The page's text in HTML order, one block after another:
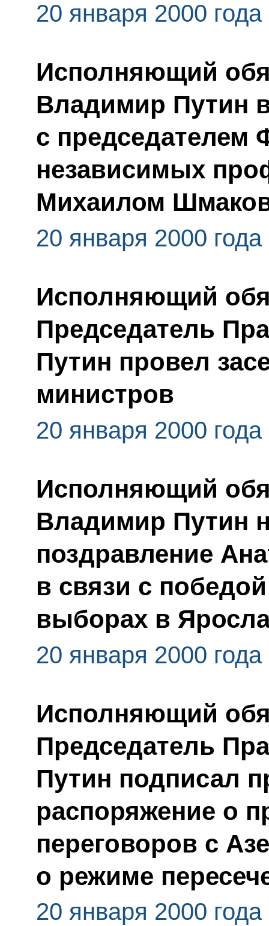
20 января 2000 года
Исполняющий
Владимир Путин
с председателем
независимых
Михаилом
20 января 2000 года
Исполняющий
Председатель
Путин провел
министров
20 января 2000 года
Исполняющий
Владимир Путин
поздравление
в связи с
выборах в
20 января 2000 года
Исполняющий
Председатель
Путин подписал
распоряжение о
переговоров с
о режиме
20 января 2000 года